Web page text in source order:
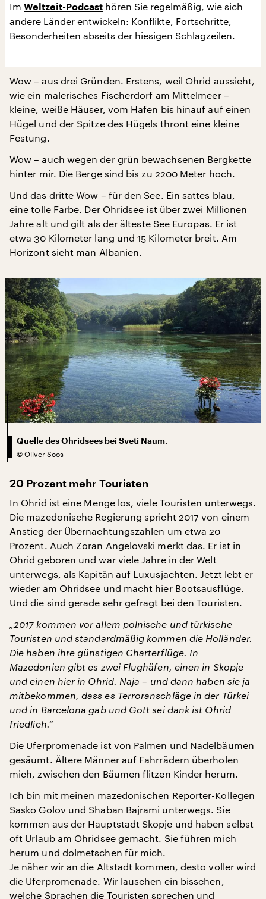
Im Weltzeit-Podcast hören Sie regelmäßig, wie sich
andere Länder entwickeln: Konflikte, Fortschritte,
Besonderheiten abseits der hiesigen Schlagzeilen.
Wow – aus drei Gründen. Erstens, weil Ohrid aussieht,
wie ein malerisches Fischerdorf am Mittelmeer –
kleine, weiße Häuser, vom Hafen bis hinauf auf einen
Hügel und der Spitze des Hügels thront eine kleine
Festung.
Wow – auch wegen der grün bewachsenen Bergkette
hinter mir. Die Berge sind bis zu 2200 Meter hoch.
Und das dritte Wow – für den See. Ein sattes blau,
eine tolle Farbe. Der Ohridsee ist über zwei Millionen
Jahre alt und gilt als der älteste See Europas. Er ist
etwa 30 Kilometer lang und 15 Kilometer breit. Am
Horizont sieht man Albanien.
Quelle des Ohridsees bei Sveti Naum.
© Oliver Soos
20 Prozent mehr Touristen
In Ohrid ist eine Menge los, viele Touristen unterwegs.
Die mazedonische Regierung spricht 2017 von einem
Anstieg der Übernachtungszahlen um etwa 20
Prozent. Auch Zoran Angelovski merkt das. Er ist in
Ohrid geboren und war viele Jahre in der Welt
unterwegs, als Kapitän auf Luxusjachten. Jetzt lebt er
wieder am Ohridsee und macht hier Bootsausflüge.
Und die sind gerade sehr gefragt bei den Touristen.
„2017 kommen vor allem polnische und türkische
Touristen und standardmäßig kommen die Holländer.
Die haben ihre günstigen Charterflüge. In
Mazedonien gibt es zwei Flughäfen, einen in Skopje
und einen hier in Ohrid. Naja – und dann haben sie ja
mitbekommen, dass es Terroranschläge in der Türkei
und in Barcelona gab und Gott sei dank ist Ohrid
friedlich.“
Die Uferpromenade ist von Palmen und Nadelbäumen
gesäumt. Ältere Männer auf Fahrrädern überholen
mich, zwischen den Bäumen flitzen Kinder herum.
Ich bin mit meinen mazedonischen Reporter-Kollegen
Sasko Golov und Shaban Bajrami unterwegs. Sie
kommen aus der Hauptstadt Skopje und haben selbst
oft Urlaub am Ohridsee gemacht. Sie führen mich
herum und dolmetschen für mich.
Je näher wir an die Altstadt kommen, desto voller wird
die Uferpromenade. Wir lauschen ein bisschen,
welche Sprachen die Touristen sprechen und